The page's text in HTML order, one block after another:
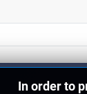
In order to